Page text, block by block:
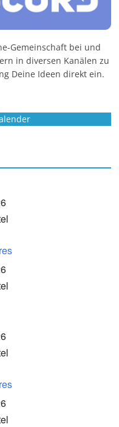
Gemeinschaft bei und
in diversen Kanälen zu
Deine Ideen direkt ein.